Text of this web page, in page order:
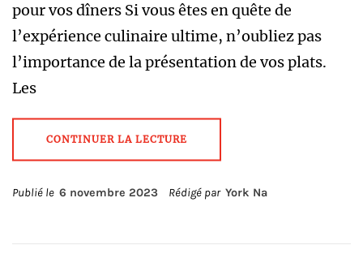
pour vos dîners Si vous êtes en quête de
l’expérience culinaire ultime, n’oubliez pas
l’importance de la présentation de vos plats.
Les
CONTINUER LA LECTURE
Publié le 6 novembre 2023 Rédigé par York Na